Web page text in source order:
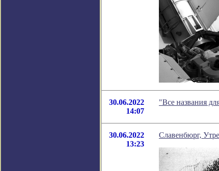
30.06.2022
14:07
"Все названия
30.06.2022
13:23
Славенбюрг,